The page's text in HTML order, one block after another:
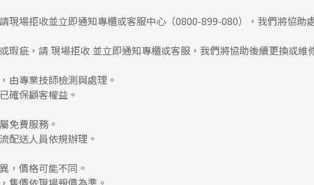
現場拒收並立即通知專櫃或客服中心 （0800-899-080），我們將協助
瑕疵 ，請 現場拒收 並立即通知專櫃或客服，我們將協助後續更換或維
由專業技師檢測與處理。
確保顧客權益。
屬免費服務。
配送人員依規辦理。
，價格可能不同。